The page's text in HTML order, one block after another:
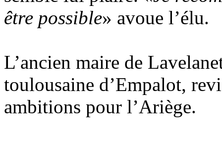
être possible» avoue l’élu.
L’ancien maire de
toulousaine d’Empalot,
ambitions pour l’Ariège.